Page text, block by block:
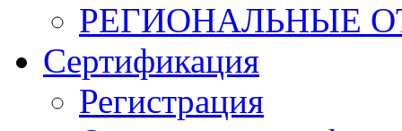
РЕГИОНАЛЬНЫЕ
Сертификация
Регистрация